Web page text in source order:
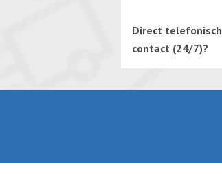
Direct telefonisch
contact (24/7)?